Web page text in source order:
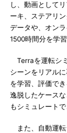
し、動画として
ーキ、ステアリ
データや、オン
1500時間分を学習
Terraを運転シ
シーンをリアル
を学習、評価で
逸脱したケース
もシミュレートで
また、自動運転